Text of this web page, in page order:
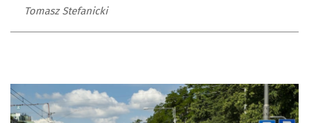
Tomasz Stefanicki